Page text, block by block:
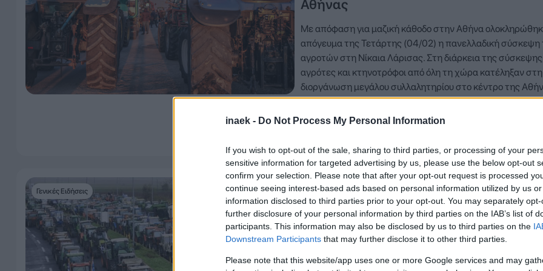
inaek - Do Not Process My Personal Information
If you wish to opt-out of the sale, sharing to third parties, or processing of your
sensitive information for targeted advertising by us, please use the below opt-out
confirm your selection. Please note that after your opt-out request is processed
continue seeing interest-based ads based on personal information utilized by us
information disclosed to third parties prior to your opt-out. You may separately
further disclosure of your personal information by third parties on the IAB’s list of
participants. This information may also be disclosed by us to third parties on the
Downstream Participants that may further disclose it to other third parties.
Please note that this website/app uses one or more Google services and may
Αθήνας
Με απόφαση για μαζική κάθοδο στην Αθήνα
απόγευμα της Τετάρτης (04/02) η πανελλαδική σύσκεψη
αγροτών στη Νίκαια Λάρισας. Στη διάρκεια της
αγρότες και κτηνοτρόφοι από όλη τη χώρα κατέληξαν στη
διοργάνωση μεγάλου συλλαλητηρίου στο κέντρο της
οποίο προγραμματίζεται για την Παρασκευή 13…
Γενικές Ειδήσεις
11 Ιανουαρίου 2026, 21:02
Δύο συναντήσεις Μητσοτάκη με
την Τρίτη – Δεν βρέθηκε κοινή
εκπροσώπηση
Σε δύο ξεχωριστές συναντήσεις με εκπροσώπους των